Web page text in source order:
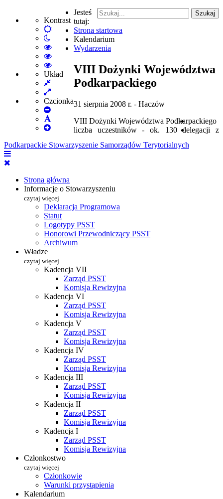
Kontrast
Default
mode
Włącz
tryb
nocny
High
Contrast
Black
White
High
Contrast
Black
High
Contrast
mode
Układ
Fixed
layout
Wide
layout
Czcionka
Set
Smaller
FontDefault
Set
Font
Szukaj
Podkarpackie Stowarzyszenie Samorządów Terytorialnych
Strona główna
Informacje o Stowarzyszeniu
czytaj więcej
Deklaracja Programowa
Statut
Logotypy PSST
Honorowi Przewodniczący PSST
Archiwum
Władze
czytaj więcej
Kadencja VII
Zarząd PSST
Komisja Rewizyjna
Kadencja VI
Zarząd PSST
Komisja Rewizyjna
Kadencja V
Zarząd PSST
Komisja Rewizyjna
Kadencja IV
Zarząd PSST
Komisja Rewizyjna
Kadencja III
Zarząd PSST
Komisja Rewizyjna
Kadencja II
Zarząd PSST
Komisja Rewizyjna
Kadencja I
Zarząd PSST
Komisja Rewizyjna
Członkostwo
czytaj więcej
Członkowie
Warunki przystąpienia
Kalendarium
Jesteś
tutaj:
Strona startowa
Kalendarium
Wydarzenia
VIII Dożynki Województwa
Podkarpackiego
31 sierpnia 2008 r. - Haczów
VIII Dożynki Województwa Podkarpackiego
liczba uczestników - ok. 130 delegacji z